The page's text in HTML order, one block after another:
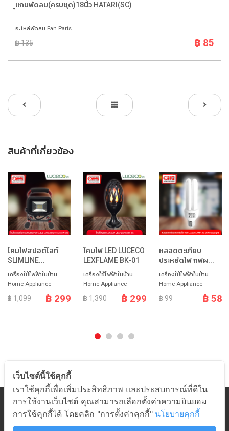
ูแกนพัดลม(ครบชุด)18นิ้ว HATARI(SC)
อะไหล่พัดลม Fan Parts
฿ 135 ฿ 85
สินค้าที่เกี่ยวข้อง
โคมไฟสปอต์ไลท์
SLIMLINE...
เครื่องใช้ไฟฟ้าในบ้าน
Home Appliance
฿ 1,099 ฿ 299
โคมไฟ LED LUCECO
LEXFLAME BK-01
เครื่องใช้ไฟฟ้าในบ้าน
Home Appliance
฿ 1,390 ฿ 299
หลอดตะเกียบ
ประหยัดไฟ กฟผ...
เครื่องใช้ไฟฟ้าในบ้าน
Home Appliance
฿ 99 ฿ 58
หมวดสินค้า
เกี่ยวกับอมร
ช่วยเหลือ
เว็บไซต์นี้ใช้คุกกี้
เราใช้คุกกี้เพื่อเพิ่มประสิทธิภาพ และประสบการณ์ที่ดีใน
การใช้งานเว็บไซต์ คุณสามารถเลือกตั้งค่าความยินยอม
การใช้คุกกี้ได้ โดยคลิก "การตั้งค่าคุกกี้" นโยบายคุกกี้